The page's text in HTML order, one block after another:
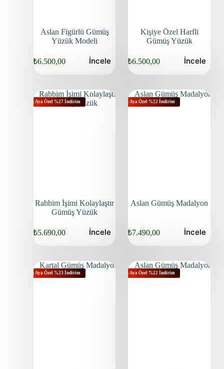
Aslan Figürlü Gümüş
Yüzük Modeli
₺6.500,00 İncele
Kişiye Özel Harfli
Gümüş Yüzük
₺6.500,00 İncele
Bu Aya Özel %27 İndirim
Rabbim İşimi Kolaylaştır
Gümüş Yüzük
₺5.690,00 İncele
Bu Aya Özel %22 İndirim
Aslan Gümüş Madalyon
₺7.490,00 İncele
Bu Aya Özel %23 İndirim Bu Aya Özel %22 İndirim